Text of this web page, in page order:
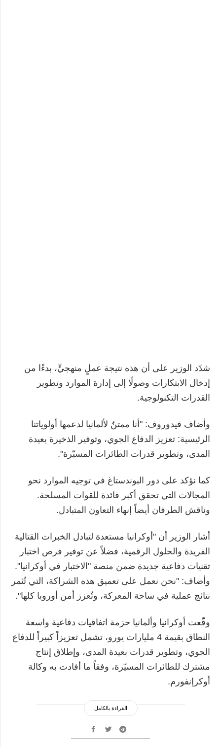
شدّد الوزير على أن هذه نتيجة عملٍ منهجيٍّ، بدءًا من
إدخال الابتكارات وصولًا إلى إدارة الموارد وتطوير
القدرات التكنولوجية.
وأضاف فيدوروف: "أنا ممتنٌ لألمانيا لدعمها أولوياتنا
الرئيسية: تعزيز الدفاع الجوي، وتوفير الذخيرة بعيدة
المدى، وتطوير قدرات الطائرات المسيّرة".
كما نؤكد على دور البوندستاغ في توجيه الموارد نحو
المجالات التي تحقق أكبر فائدة للقوات المسلحة.
وناقش الطرفان أيضاً إنهاء التعاون المتبادل.
أشار الوزير أن "أوكرانيا مستعدة لتبادل الخبرات القتالية
الفريدة والحلول الرقمية، فضلاً عن توفير فرص اختبار
تقنيات دفاعية جديدة ضمن منصة "الاختبار في أوكرانيا".
وأضاف: "نحن نعمل على تعميق هذه الشراكة، التي تُثمر
نتائج عملية في ساحة المعركة، وتُعزز أمن أوروبا كلها".
وقّعت أوكرانيا وألمانيا حزمة اتفاقيات دفاعية واسعة
النطاق بقيمة 4 مليارات يورو، تشمل تعزيزاً كبيراً للدفاع
الجوي، وتطوير قدرات بعيدة المدى، وإطلاق إنتاج
مشترك للطائرات المسيّرة، وفقاً ما أفادت به وكالة
أوكرإنفورم.
القراءة بالكامل